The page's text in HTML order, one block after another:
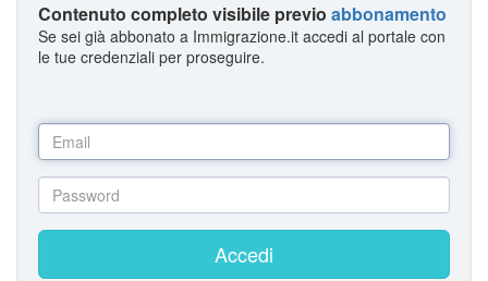
Contenuto completo visibile previo abbonamento
Se sei già abbonato a Immigrazione.it accedi al portale con
le tue credenziali per proseguire.
Accedi